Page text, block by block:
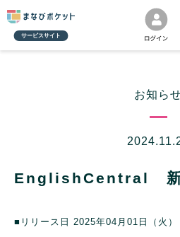
サービスサイト
お知ら
EnglishCentral 新
■リリース日 2025年04月01日（火）